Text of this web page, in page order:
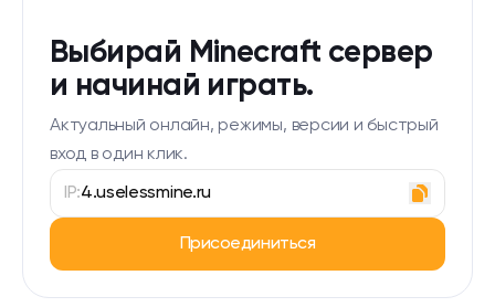
Выбирай Minecraft сервер
и начинай играть.
Актуальный онлайн, режимы, версии и быстрый
вход в один клик.
IP:4.uselessmine.ru
Присоединиться